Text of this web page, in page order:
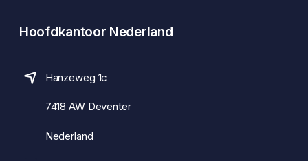
Hoofdkantoor Nederland
Hanzeweg 1c
7418 AW Deventer
Nederland